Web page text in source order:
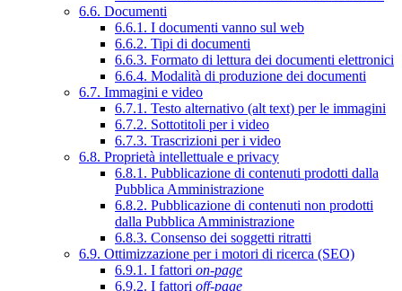
6.6. Documenti
6.6.1. I documenti vanno sul web
6.6.2. Tipi di documenti
6.6.3. Formato di lettura dei documenti elettronici
6.6.4. Modalità di produzione dei documenti
6.7. Immagini e video
6.7.1. Testo alternativo (alt text) per le immagini
6.7.2. Sottotitoli per i video
6.7.3. Trascrizioni per i video
6.8. Proprietà intellettuale e privacy
6.8.1. Pubblicazione di contenuti prodotti dalla
Pubblica Amministrazione
6.8.2. Pubblicazione di contenuti non prodotti
dalla Pubblica Amministrazione
6.8.3. Consenso dei soggetti ritratti
6.9. Ottimizzazione per i motori di ricerca (SEO)
6.9.1. I fattori on-page
6.9.2. I fattori off-page